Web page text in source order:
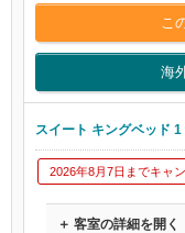
こ
海
スイート キングベッド
2026年8月7日までキャ
＋ 客室の詳細を開く